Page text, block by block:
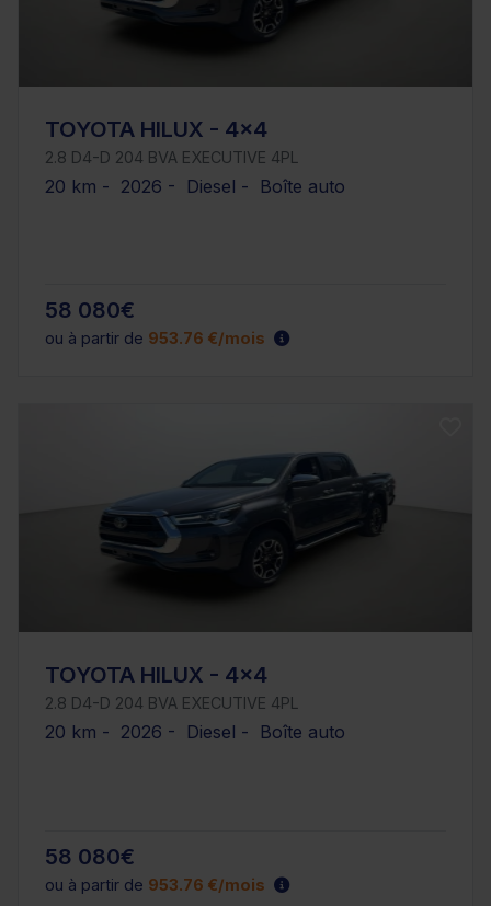
TOYOTA HILUX - 4x4
2.8 D4-D 204 BVA EXECUTIVE 4PL
20 km - 2026 - Diesel - Boîte auto
58 080€
ou à partir de 953.76 €/mois
TOYOTA HILUX - 4x4
2.8 D4-D 204 BVA EXECUTIVE 4PL
20 km - 2026 - Diesel - Boîte auto
58 080€
ou à partir de 953.76 €/mois